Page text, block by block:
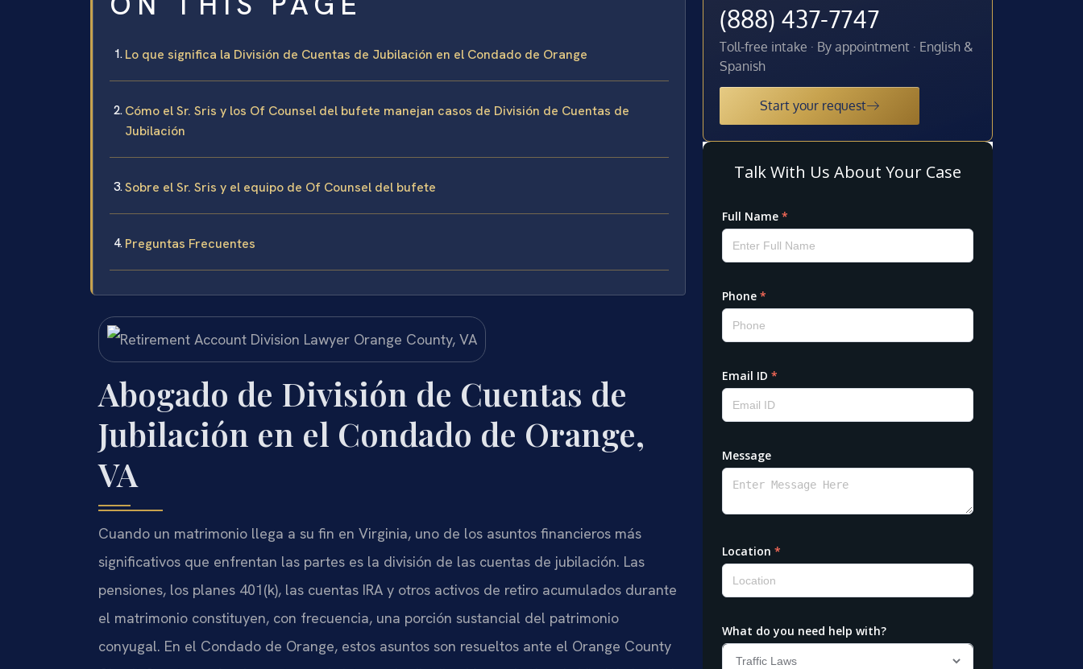
Lo que significa la División de Cuentas de Jubilación en el Condado de Orange
Cómo el Sr. Sris y los Of Counsel del bufete manejan casos de División de Cuentas de
Jubilación
Sobre el Sr. Sris y el equipo de Of Counsel del bufete
Preguntas Frecuentes
Abogado de División de Cuentas de
Jubilación en el Condado de Orange,
VA
Cuando un matrimonio llega a su fin en Virginia, uno de los asuntos financieros más
significativos que enfrentan las partes es la división de las cuentas de jubilación. Las
pensiones, los planes 401(k), las cuentas IRA y otros activos de retiro acumulados durante
el matrimonio constituyen, con frecuencia, una porción sustancial del patrimonio
conyugal. En el Condado de Orange, estos asuntos son resueltos ante el Orange County
(888) 437-7747
Toll-free intake · By appointment · English &
Spanish
Start your request